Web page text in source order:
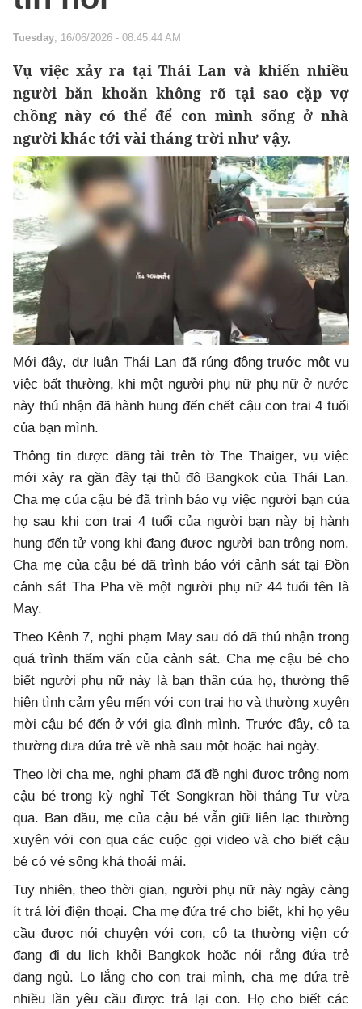
Tuesday, 16/06/2026 - 08:45:44 AM
Vụ việc xảy ra tại Thái Lan và khiến nhiều
người băn khoăn không rõ tại sao cặp vợ
chồng này có thể để con mình sống ở nhà
người khác tới vài tháng trời như vậy.
Mới đây, dư luận Thái Lan đã rúng động trước một vụ
việc bất thường, khi một người phụ nữ phụ nữ ở nước
này thú nhận đã hành hung đến chết cậu con trai 4 tuổi
của bạn mình.
Thông tin được đăng tải trên tờ The Thaiger, vụ việc
mới xảy ra gần đây tại thủ đô Bangkok của Thái Lan.
Cha mẹ của cậu bé đã trình báo vụ việc người bạn của
họ sau khi con trai 4 tuổi của người bạn này bị hành
hung đến tử vong khi đang được người bạn trông nom.
Cha mẹ của cậu bé đã trình báo với cảnh sát tại Đồn
cảnh sát Tha Pha về một người phụ nữ 44 tuổi tên là
May.
Theo Kênh 7, nghi phạm May sau đó đã thú nhận trong
quá trình thẩm vấn của cảnh sát. Cha mẹ cậu bé cho
biết người phụ nữ này là bạn thân của họ, thường thể
hiện tình cảm yêu mến với con trai họ và thường xuyên
mời cậu bé đến ở với gia đình mình. Trước đây, cô ta
thường đưa đứa trẻ về nhà sau một hoặc hai ngày.
Theo lời cha mẹ, nghi phạm đã đề nghị được trông nom
cậu bé trong kỳ nghỉ Tết Songkran hồi tháng Tư vừa
qua. Ban đầu, mẹ của cậu bé vẫn giữ liên lạc thường
xuyên với con qua các cuộc gọi video và cho biết cậu
bé có vẻ sống khá thoải mái.
Tuy nhiên, theo thời gian, người phụ nữ này ngày càng
ít trả lời điện thoại. Cha mẹ đứa trẻ cho biết, khi họ yêu
cầu được nói chuyện với con, cô ta thường viện cớ
đang đi du lịch khỏi Bangkok hoặc nói rằng đứa trẻ
đang ngủ. Lo lắng cho con trai mình, cha mẹ đứa trẻ
nhiều lần yêu cầu được trả lại con. Họ cho biết các